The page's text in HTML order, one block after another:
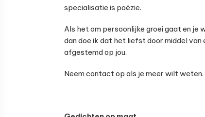
specialisatie is poëzie.
Als het om persoonlijke groei gaat en je
dan doe ik dat het liefst door middel
afgestemd op jou.
Neem contact op als je meer wilt weten.